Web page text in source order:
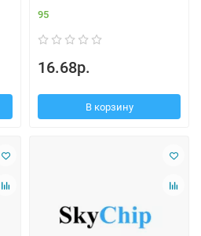
95
16.68р.
В корзину